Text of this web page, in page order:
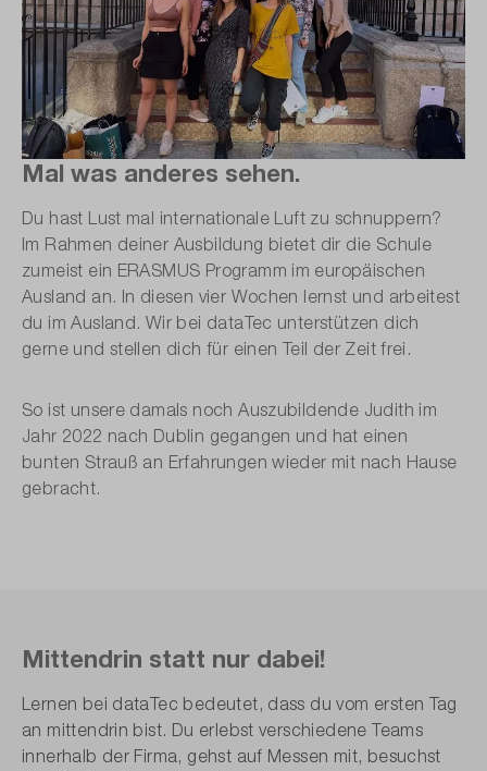
Mal was anderes sehen.
Du hast Lust mal internationale Luft zu schnuppern?
Im Rahmen deiner Ausbildung bietet dir die Schule
zumeist ein ERASMUS Programm im europäischen
Ausland an. In diesen vier Wochen lernst und arbeitest
du im Ausland. Wir bei dataTec unterstützen dich
gerne und stellen dich für einen Teil der Zeit frei.
So ist unsere damals noch Auszubildende Judith im
Jahr 2022 nach Dublin gegangen und hat einen
bunten Strauß an Erfahrungen wieder mit nach Hause
gebracht.
Mittendrin statt nur dabei!
Lernen bei dataTec bedeutet, dass du vom ersten Tag
an mittendrin bist. Du erlebst verschiedene Teams
innerhalb der Firma, gehst auf Messen mit, besuchst